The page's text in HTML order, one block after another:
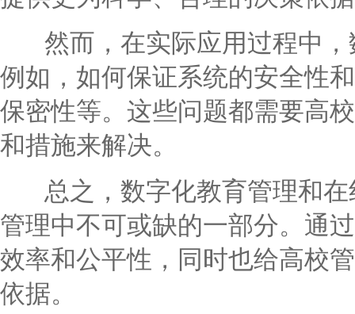
然而，在实际应用过程中，
例如，如何保证系统的安全性
保密性等。这些问题都需要高
和措施来解决。
总之，数字化教育管理和在
管理中不可或缺的一部分。通
效率和公平性，同时也给高校
依据。